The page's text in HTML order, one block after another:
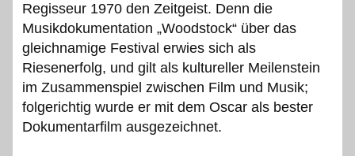
Regisseur 1970 den Zeitgeist. Denn die
Musikdokumentation „Woodstock“ über das
gleichnamige Festival erwies sich als
Riesenerfolg, und gilt als kultureller Meilenstein
im Zusammenspiel zwischen Film und Musik;
folgerichtig wurde er mit dem Oscar als bester
Dokumentarfilm ausgezeichnet.